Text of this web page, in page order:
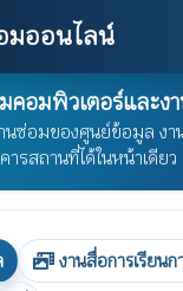
มออนไลน์
คอมพิวเตอร์และ
นซ่อมของศูนย์ข้อมูล งา
ารสถานที่ได้ในหน้าเดียว
งานสื่อการเรียน